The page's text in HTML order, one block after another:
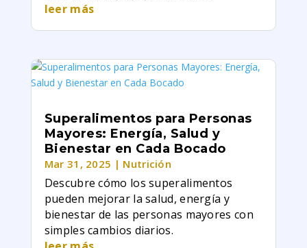
leer más
Superalimentos para Personas
Mayores: Energía, Salud y
Bienestar en Cada Bocado
Mar 31, 2025 | Nutrición
Descubre cómo los superalimentos
pueden mejorar la salud, energía y
bienestar de las personas mayores con
simples cambios diarios.